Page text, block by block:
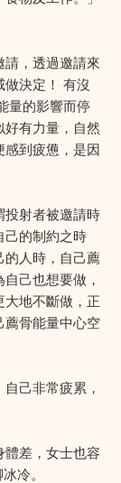
，透過邀請來
決定！ 有沒
量的影響而停
有力量，自然
到疲憊，是因
投射者被邀請時
己的制約之時
人時，自己薦
己也想要做，
地不斷做，正
薦骨能量中心空
己非常疲累，
差，女士也容
冷。